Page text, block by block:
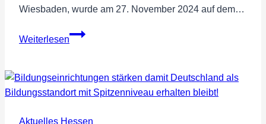
Wiesbaden, wurde am 27. November 2024 auf dem…
Weiterlesen
Eike
Bundestagswahlkandidat
der
WÄHLER
Aktuelles Hessen